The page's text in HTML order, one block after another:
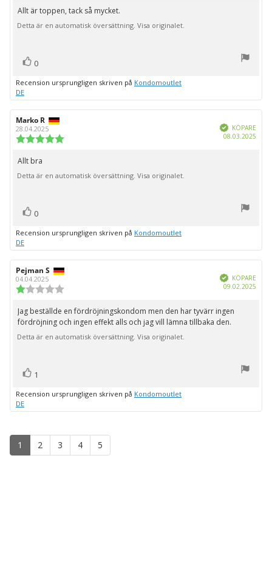
utav
5
stjärnor
Recensionstext:
Allt är toppen, tack så mycket.
Detta är en automatisk översättning. Visa originalet.
Rösta
0
Recension ursprungligen skriven på Kondomoutlet
DE
Recensionsförfattare:
Marko R
28.04.2025
stjärnor
Bekräftad
KÖPARE
08.03.2025
Recensionstext:
Allt bra
Detta är en automatisk översättning. Visa originalet.
Rösta
0
Recension ursprungligen skriven på Kondomoutlet
DE
Recensionsförfattare:
Pejman S
04.04.2025
utav
5
stjärnor
Bekräftad
KÖPARE
09.02.2025
Recensionstext:
Jag beställde en fördröjningskondom men den har tyvärr ingen
fördröjning och ingen effekt alls och jag vill lämna tillbaka den.
Detta är en automatisk översättning. Visa originalet.
Rösta
1
Recension ursprungligen skriven på Kondomoutlet
DE
1 2 3 4 5